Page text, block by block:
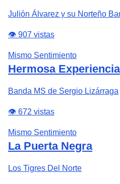
Julión Álvarez y su Norteño
👁️ 907 vistas
Mismo Sentimiento
Hermosa Experiencia
Banda MS de Sergio Lizárraga
👁️ 672 vistas
Mismo Sentimiento
La Puerta Negra
Los Tigres Del Norte